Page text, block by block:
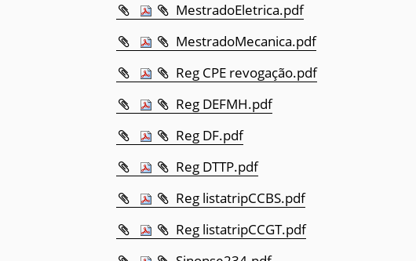
MestradoEletrica.pdf
MestradoMecanica.pdf
Reg CPE revogação.pdf
Reg DEFMH.pdf
Reg DF.pdf
Reg DTTP.pdf
Reg listatripCCBS.pdf
Reg listatripCCGT.pdf